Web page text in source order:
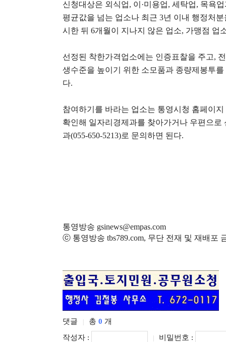
신청대상은 외식업, 이 ·미용업, 세탁업, 목욕
평균값을 넘는 업소나 최근 3년 이내 행정처
시한 뒤 6개월이 지나지 않은 업소, 가맹점 업
선정된 착한가격업소에는 인증표찰을 주고,
생수준을 높이기 위한 소모품과 종량제봉투
다.
참여하기를 바라는 업소는 통영시청 홈페이지
확인해 일자리경제과를 찾아가거나 우편으로
과(055-650-5213)로 문의하면 된다.
통영방송 gsinews@empas.com
ⓒ 통영방송 tbs789.com, 무단 전재 및 재배포
댓글 총 0 개
작성자 :
비밀번호 :